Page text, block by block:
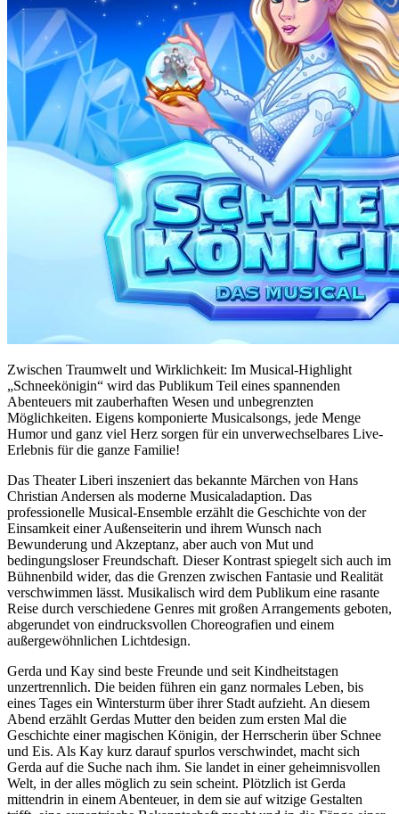
Zwischen Traumwelt und Wirklichkeit: Im Musical-Highlight
„Schneekönigin“ wird das Publikum Teil eines spannenden
Abenteuers mit zauberhaften Wesen und unbegrenzten
Möglichkeiten. Eigens komponierte Musicalsongs, jede Menge
Humor und ganz viel Herz sorgen für ein unverwechselbares Live-
Erlebnis für die ganze Familie!
Das Theater Liberi inszeniert das bekannte Märchen von Hans
Christian Andersen als moderne Musicaladaption. Das
professionelle Musical-Ensemble erzählt die Geschichte von der
Einsamkeit einer Außenseiterin und ihrem Wunsch nach
Bewunderung und Akzeptanz, aber auch von Mut und
bedingungsloser Freundschaft. Dieser Kontrast spiegelt sich auch im
Bühnenbild wider, das die Grenzen zwischen Fantasie und Realität
verschwimmen lässt. Musikalisch wird dem Publikum eine rasante
Reise durch verschiedene Genres mit großen Arrangements geboten,
abgerundet von eindrucksvollen Choreografien und einem
außergewöhnlichen Lichtdesign.
Gerda und Kay sind beste Freunde und seit Kindheitstagen
unzertrennlich. Die beiden führen ein ganz normales Leben, bis
eines Tages ein Wintersturm über ihrer Stadt aufzieht. An diesem
Abend erzählt Gerdas Mutter den beiden zum ersten Mal die
Geschichte einer magischen Königin, der Herrscherin über Schnee
und Eis. Als Kay kurz darauf spurlos verschwindet, macht sich
Gerda auf die Suche nach ihm. Sie landet in einer geheimnisvollen
Welt, in der alles möglich zu sein scheint. Plötzlich ist Gerda
mittendrin in einem Abenteuer, in dem sie auf witzige Gestalten